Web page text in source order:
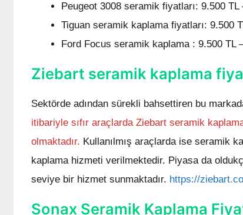
Peugeot 3008 seramik fiyatları: 9.500 TL
Tiguan seramik kaplama fiyatları: 9.500
Ford Focus seramik kaplama : 9.500 TL
Ziebart seramik kaplama
Sektörde adından sürekli bahsettiren bu
itibariyle sıfır araçlarda Ziebart seramik
olmaktadır. Kullanılmış araçlarda ise seramik
kaplama hizmeti verilmektedir. Piyasa da
seviye bir hizmet sunmaktadır. https://
Sonax Seramik Kaplama